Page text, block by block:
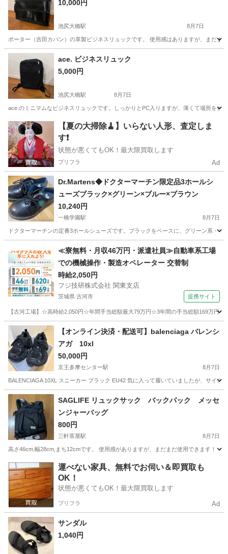
10,000円
池尻大橋駅 8月7日
ポーター（吉田カバン）の革製ビジネスリュックです。 使用感はありますが、まだ
東京 世田谷区 池尻大橋駅
ace. ビジネスリュック
5,000円
池尻大橋駅 8月7日
ace.のミニマムなビジネスリュックです。しっかりとPC入りますが、薄くて場所を
東京 世田谷区 池尻大橋駅 バッグ リュック
【夏の大掃除🧹】いらない人形、査定しま
す❗️
状態が悪くてもOK！最大限買取します
プリフラ Ad
Dr.Martens◆ドクターマーチン限定品3ホールシ
ューズブラック×グリーン×ブルー×ブラウン
10,240円
一橋学園駅 8月7日
ドクターマーチンの定番3ホールシューズです。ブラックをベースに、グリーン系・
一橋学園駅 靴
≪寮無料・月収46万円・派遣社員≫自動車系工場
での機械操作・製造オペレーター 交替制
時給2,050円
フジ技研株式会社 関東支店
茨城県 古河市 提携サイト
【古河工場】☆高時給2,050円☆年間手当総額最大79万円☆3年間の手当総額169万円
茨城 古河市 その他
【オンライン決済・配送可】balenciaga バレンシ
アガ 10xl
50,000円
京王多摩センター駅 8月7日
BALENCIAGA 10XL スニーカー ブラック EU42 気に入って履いていましたが、サイ
東京 多摩市 京王多摩センター駅
SAGLIFE リュックサック バックパック メッセ
ンジャーバッグ
800円
三軒茶屋駅 8月7日
高さ46cm,幅28cm,まち12cmです。 使用感がありますが、まだまだ使用できます！
東京 世田谷区 三軒茶屋駅 バッグ
運べない家具、無料でお伺い＆即買取も
OK！
状態が悪くてもOK！最大限買取します
プリフラ Ad
サンダル
1,040円